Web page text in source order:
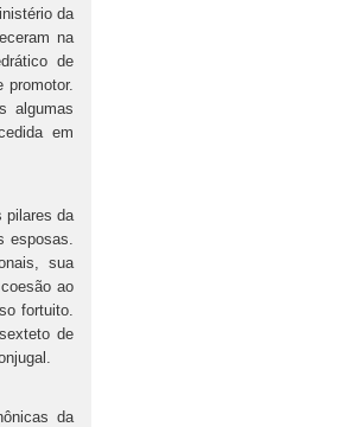
da
na
de
promotor.
algumas
em
da
esposas.
sua
ao
fortuito.
de
da